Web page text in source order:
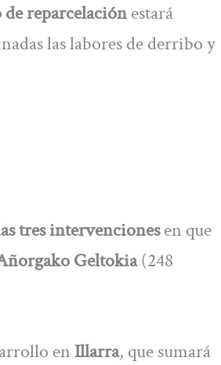
reparcelaciónestará
las labores de derribo y
tres intervencionesen que
Geltokia(248
en Illarra, que sumará